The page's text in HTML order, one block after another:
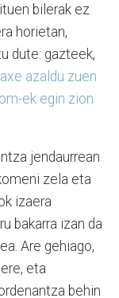
bilerak ez
horietan,
dute: gazteek,
azaldu zuen
ek egin zion
jendaurrean
zela eta
izaera
bakarra izan da
Are gehiago,
eta
behin